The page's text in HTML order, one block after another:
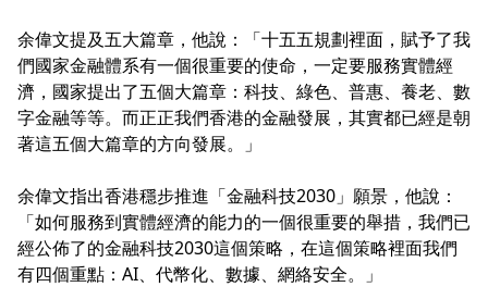
余偉文提及五大篇章，他說：「十五五規劃裡面，賦予了我
們國家金融體系有一個很重要的使命，一定要服務實體經
濟，國家提出了五個大篇章：科技、綠色、普惠、養老、數
字金融等等。而正正我們香港的金融發展，其實都已經是朝
著這五個大篇章的方向發展。」
余偉文指出香港穩步推進「金融科技2030」願景，他說：
「如何服務到實體經濟的能力的一個很重要的舉措，我們已
經公佈了的金融科技2030這個策略，在這個策略裡面我們
有四個重點：AI、代幣化、數據、網絡安全。」